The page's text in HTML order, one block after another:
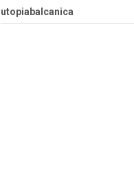
utopiabalcanica